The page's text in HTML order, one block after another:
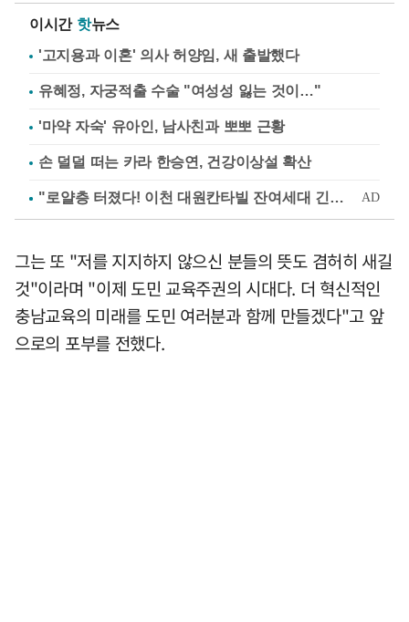
이시간 핫뉴스
'고지용과 이혼' 의사 허양임, 새 출발했다
유혜정, 자궁적출 수술 "여성성 잃는 것이…"
'마약 자숙' 유아인, 남사친과 뽀뽀 근황
손 덜덜 떠는 카라 한승연, 건강이상설 확산
그는 또 "저를 지지하지 않으신 분들의 뜻도 겸허히 새길
것"이라며 "이제 도민 교육주권의 시대다. 더 혁신적인
충남교육의 미래를 도민 여러분과 함께 만들겠다"고 앞
으로의 포부를 전했다.